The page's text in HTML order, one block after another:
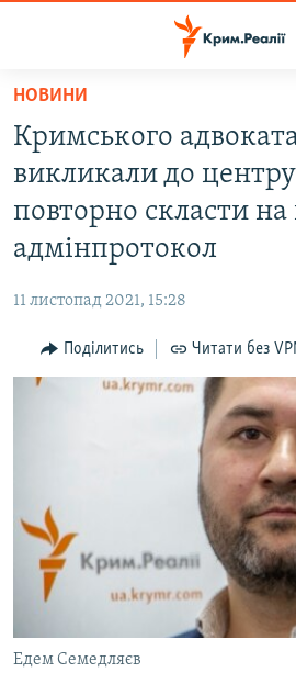
Перейти
основного
матеріалу
до
основної
Перейти
пошуку
ВОДА.КРИМ
ПОЛІТИКА
ІНТЕРВ'Ю
ВСЕ ЗА ДЕНЬ
ВІДЕОУРОКИ «ELIFBE»
СВІДЧЕННЯ ОКУПАЦІЇ
УКРАЇНСЬКА ПРОБЛЕМА КРИМУ
ЯК ОБІЙТИ БЛОКУВАННЯ
Русский
Qırımtatar
НОВИНИ
Кримського
викликали до
повторно скласти на
адмінпротокол
11 листопад 2021, 15:28
Поділитись Читати без
Едем Семедляєв